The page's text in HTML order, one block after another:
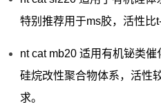
特别推荐用于ms胶，活性比t-
nt cat mb20 适用有机铋类
硅烷改性聚合物体系，活性
求。